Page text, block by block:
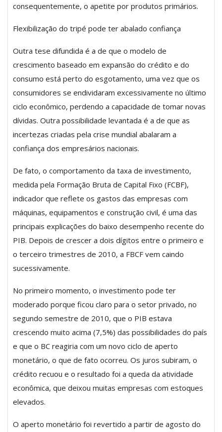
consequentemente, o apetite por produtos primários.
Flexibilização do tripé pode ter abalado confiança
Outra tese difundida é a de que o modelo de
crescimento baseado em expansão do crédito e do
consumo está perto do esgotamento, uma vez que os
consumidores se endividaram excessivamente no último
ciclo econômico, perdendo a capacidade de tomar novas
dívidas. Outra possibilidade levantada é a de que as
incertezas criadas pela crise mundial abalaram a
confiança dos empresários nacionais.
De fato, o comportamento da taxa de investimento,
medida pela Formação Bruta de Capital Fixo (FCBF),
indicador que reflete os gastos das empresas com
máquinas, equipamentos e construção civil, é uma das
principais explicações do baixo desempenho recente do
PIB. Depois de crescer a dois dígitos entre o primeiro e
o terceiro trimestres de 2010, a FBCF vem caindo
sucessivamente.
No primeiro momento, o investimento pode ter
moderado porque ficou claro para o setor privado, no
segundo semestre de 2010, que o PIB estava
crescendo muito acima (7,5%) das possibilidades do país
e que o BC reagiria com um novo ciclo de aperto
monetário, o que de fato ocorreu. Os juros subiram, o
crédito recuou e o resultado foi a queda da atividade
econômica, que deixou muitas empresas com estoques
elevados.
O aperto monetário foi revertido a partir de agosto do